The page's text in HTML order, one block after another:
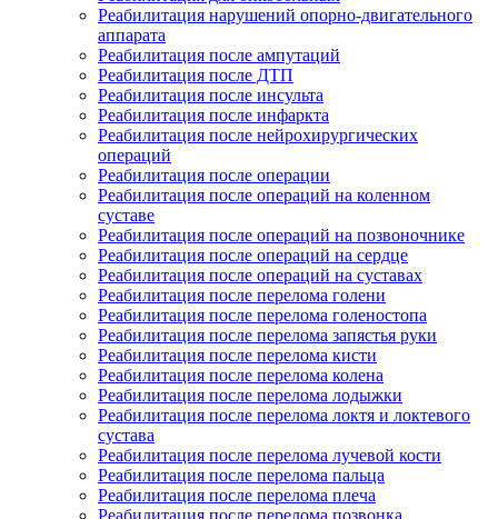
Реабилитация нарушений опорно-двигательного
аппарата
Реабилитация после ампутаций
Реабилитация после ДТП
Реабилитация после инсульта
Реабилитация после инфаркта
Реабилитация после нейрохирургических
операций
Реабилитация после операции
Реабилитация после операций на коленном
суставе
Реабилитация после операций на позвоночнике
Реабилитация после операций на сердце
Реабилитация после операций на суставах
Реабилитация после перелома голени
Реабилитация после перелома голеностопа
Реабилитация после перелома запястья руки
Реабилитация после перелома кисти
Реабилитация после перелома колена
Реабилитация после перелома лодыжки
Реабилитация после перелома локтя и локтевого
сустава
Реабилитация после перелома лучевой кости
Реабилитация после перелома пальца
Реабилитация после перелома плеча
Реабилитация после перелома позвонка